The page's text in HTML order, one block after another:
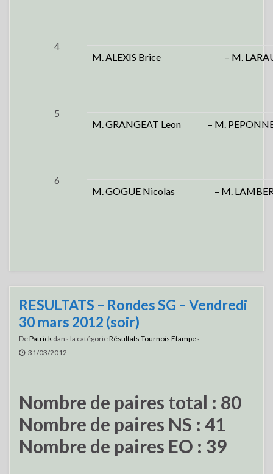
4
M. ALEXIS Brice
– M.
5
M. GRANGEAT Leon
– M.
6
M. GOGUE Nicolas
– M.
RESULTATS – Rondes SG – Vendredi
30 mars 2012 (soir)
DePatrick dans la catégorieRésultats Tournois Etampes
31/03/2012
Nombre de paires total : 80
Nombre de paires NS : 41
Nombre de paires EO : 39